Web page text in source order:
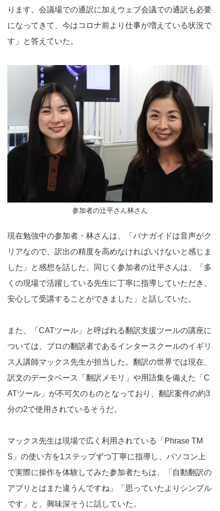
ります。会議場での通訳に加えウェブ会議での通訳も必要
になってきて、今はコロナ前より仕事が増えている状況で
す」と答えていた。
参加者の辻平さん林さん
現在勉強中の参加者・林さんは、「パナガイドは音声がク
リアなので、訳出の精度を高めなければいけないと感じま
した」と感想を話した。同じく参加者の辻平さんは、「多
くの現場で活躍している先生に丁寧に指導していただき、
安心して受講することができました」と話していた。
また、「CATツール」と呼ばれる翻訳支援ツールの講座に
ついては、プロの翻訳者であるインタースクールのイギリ
ス人講師マックス先生が担当した。翻訳の世界では現在、
訳文のデータベース「翻訳メモリ」や用語集を備えた「C
ATツール」が不可欠のものとなっており、翻訳案件の約3
分の2で使用されているそうだ。
マックス先生は現場で広く利用されている「Phrase TM
S」の使い方を1ステップずつ丁寧に指導し、パソコン上
で実際に操作を体験してみた参加者たちは、「自動翻訳の
アプリとはまた違うんですね」「思っていたよりシンプル
です」と、興味深そうに話していた。